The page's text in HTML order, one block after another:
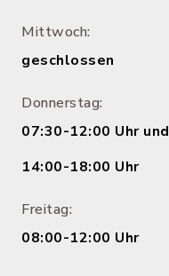
Mittwoch:
geschlossen
Donnerstag:
07:30-12:00 Uhr und
14:00-18:00 Uhr
Freitag:
08:00-12:00 Uhr